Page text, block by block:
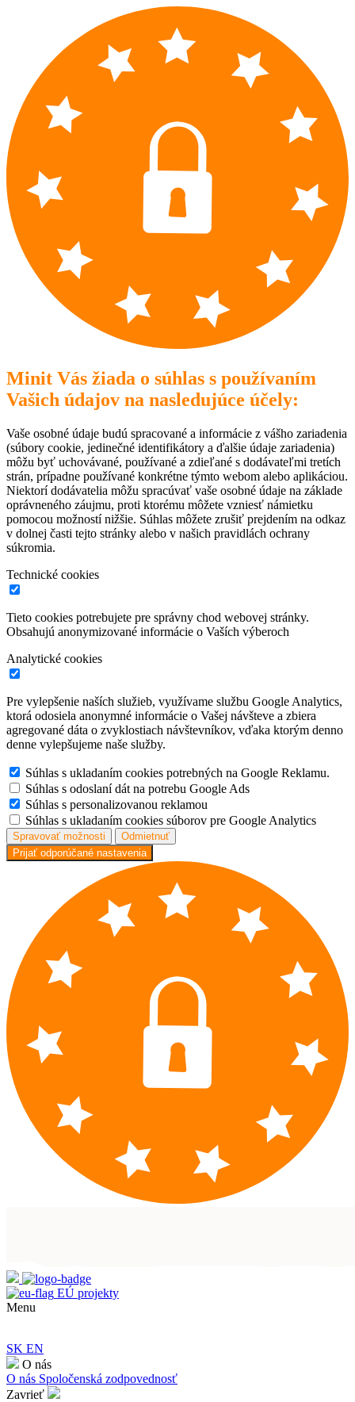
Minit Vás žiada o súhlas s používaním
Vašich údajov na nasledujúce účely:
Vaše osobné údaje budú spracované a informácie z vášho zariadenia
(súbory cookie, jedinečné identifikátory a ďalšie údaje zariadenia)
môžu byť uchovávané, používané a zdieľané s dodávateľmi tretích
strán, prípadne používané konkrétne týmto webom alebo aplikáciou.
Niektorí dodávatelia môžu spracúvať vaše osobné údaje na základe
oprávneného záujmu, proti ktorému môžete vzniesť námietku
pomocou možností nižšie. Súhlas môžete zrušiť prejdením na odkaz
v dolnej časti tejto stránky alebo v našich pravidlách ochrany
súkromia.
Technické cookies
Tieto cookies potrebujete pre správny chod webovej stránky.
Obsahujú anonymizované informácie o Vaších výberoch
Analytické cookies
Pre vylepšenie naších služieb, využívame službu Google Analytics,
ktorá odosiela anonymné informácie o Vašej návšteve a zbiera
agregované dáta o zvyklostiach návštevníkov, vďaka ktorým denno
denne vylepšujeme naše služby.
Súhlas s ukladaním cookies potrebných na Google Reklamu.
Súhlas s odoslaní dát na potrebu Google Ads
Súhlas s personalizovanou reklamou
Súhlas s ukladaním cookies súborov pre Google Analytics
Spravovať možnosti
Odmietnuť
Prijať odporúčané nastavenia
EÚ projekty
Menu
SK EN
O nás
O nás Spoločenská zodpovednosť
Zavrieť